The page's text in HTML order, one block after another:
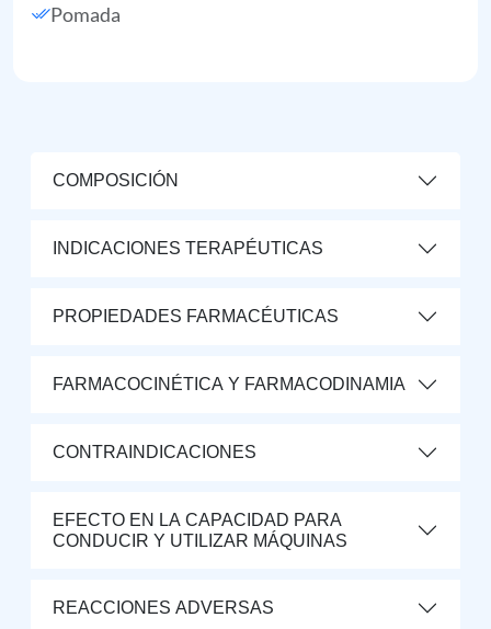
Pomada
COMPOSICIÓN
INDICACIONES TERAPÉUTICAS
PROPIEDADES FARMACÉUTICAS
FARMACOCINÉTICA Y FARMACODINAMIA
CONTRAINDICACIONES
EFECTO EN LA CAPACIDAD PARA
CONDUCIR Y UTILIZAR MÁQUINAS
REACCIONES ADVERSAS